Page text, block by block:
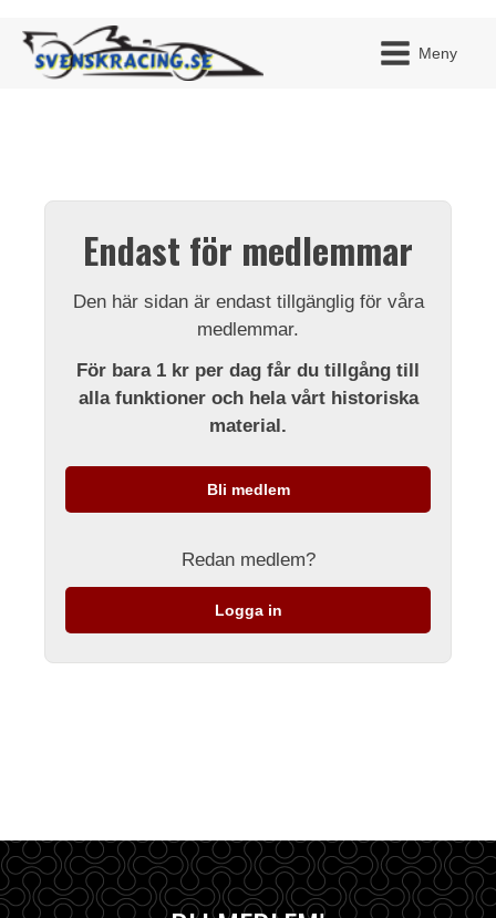
Meny
Endast för medlemmar
Den här sidan är endast tillgänglig för våra
medlemmar.
För bara 1 kr per dag får du tillgång till
alla funktioner och hela vårt historiska
material.
Bli medlem
Redan medlem?
Logga in